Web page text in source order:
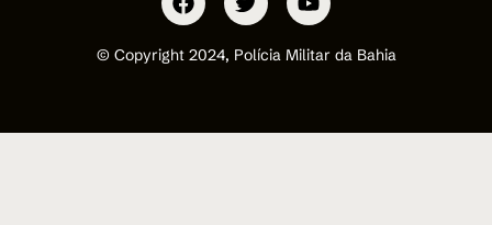
© Copyright 2024, Polícia Militar da Bahia